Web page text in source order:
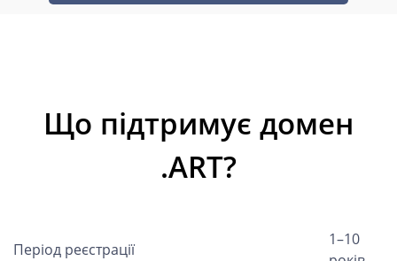
Що підтримує домен
.ART?
Період реєстрації
1–10